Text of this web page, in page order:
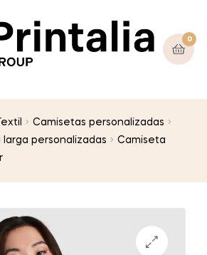
0
Camisetas personalizadas
personalizadas
Camiseta